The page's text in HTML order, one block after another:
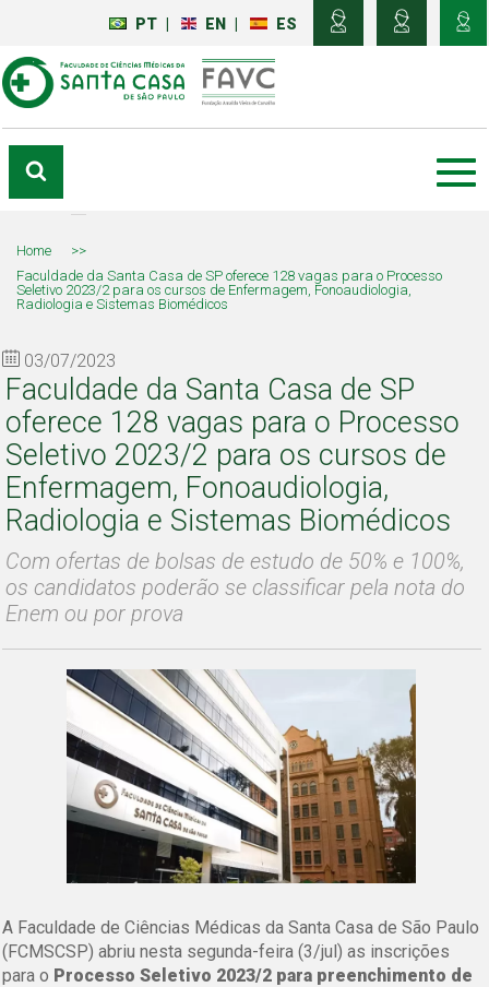
PT EN ES
Home
>>
Faculdade da Santa Casa de SP oferece 128 vagas para o Processo
Seletivo 2023/2 para os cursos de Enfermagem, Fonoaudiologia,
Radiologia e Sistemas Biomédicos
03/07/2023
Faculdade da Santa Casa de SP
oferece 128 vagas para o Processo
Seletivo 2023/2 para os cursos de
Enfermagem, Fonoaudiologia,
Radiologia e Sistemas Biomédicos
Com ofertas de bolsas de estudo de 50% e 100%,
os candidatos poderão se classificar pela nota do
Enem ou por prova
A Faculdade de Ciências Médicas da Santa Casa de São Paulo
(FCMSCSP) abriu nesta segunda-feira (3/jul) as inscrições
para o Processo Seletivo 2023/2 para preenchimento de